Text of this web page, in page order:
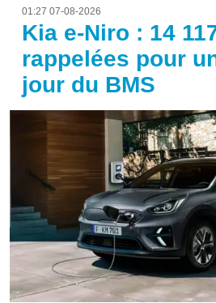
01:27 07-08-2026
Kia e-Niro : 14
rappelées pour
jour du BMS